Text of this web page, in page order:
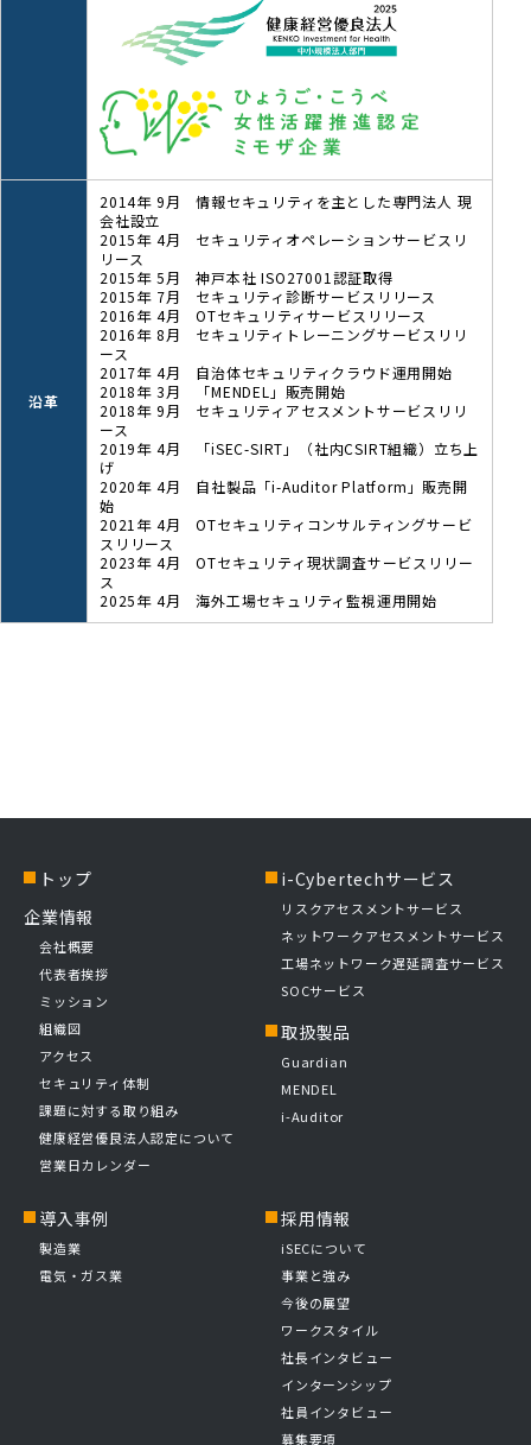
沿革
2014年 9月 情報セキュリティを主とした専門法人 現
会社設立
2015年 4月 セキュリティオペレーションサービスリ
リース
2015年 5月 神戸本社 ISO27001認証取得
2015年 7月 セキュリティ診断サービスリリース
2016年 4月 OTセキュリティサービスリリース
2016年 8月 セキュリティトレーニングサービスリリ
ース
2017年 4月 自治体セキュリティクラウド運用開始
2018年 3月 「MENDEL」販売開始
2018年 9月 セキュリティアセスメントサービスリリ
ース
2019年 4月 「iSEC-SIRT」（社内CSIRT組織）立ち上
げ
2020年 4月 自社製品「i-Auditor Platform」販売開
始
2021年 4月 OTセキュリティコンサルティングサービ
スリリース
2023年 4月 OTセキュリティ現状調査サービスリリー
ス
2025年 4月 海外工場セキュリティ監視運用開始
トップ
企業情報
会社概要
代表者挨拶
ミッション
組織図
アクセス
セキュリティ体制
課題に対する取り組み
健康経営優良法人認定について
営業日カレンダー
i-Cybertechサービス
リスクアセスメントサービス
ネットワークアセスメントサービス
工場ネットワーク遅延調査サービス
SOCサービス
取扱製品
Guardian
MENDEL
i-Auditor
導入事例
製造業
電気・ガス業
採用情報
iSECについて
事業と強み
今後の展望
ワークスタイル
社長インタビュー
インターンシップ
社員インタビュー
募集要項